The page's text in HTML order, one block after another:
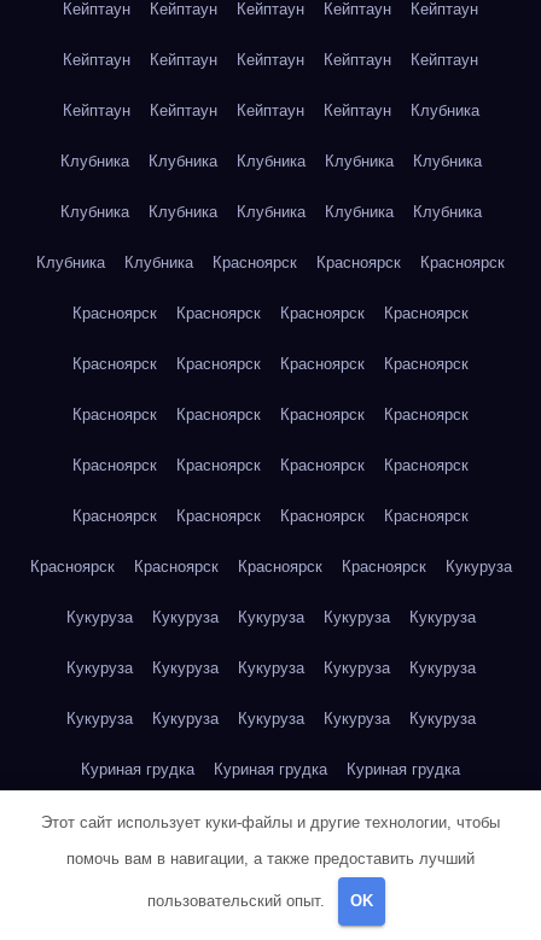
Кейптаун Кейптаун Кейптаун Кейптаун Кейптаун
Кейптаун Кейптаун Кейптаун Кейптаун Кейптаун
Кейптаун Кейптаун Кейптаун Кейптаун Клубника
Клубника Клубника Клубника Клубника Клубника
Клубника Клубника Клубника Клубника Клубника
Клубника Клубника Красноярск Красноярск Красноярск
Красноярск Красноярск Красноярск Красноярск
Красноярск Красноярск Красноярск Красноярск
Красноярск Красноярск Красноярск Красноярск
Красноярск Красноярск Красноярск Красноярск
Красноярск Красноярск Красноярск Красноярск
Красноярск Красноярск Красноярск Красноярск Кукуруза
Кукуруза Кукуруза Кукуруза Кукуруза Кукуруза
Кукуруза Кукуруза Кукуруза Кукуруза Кукуруза
Кукуруза Кукуруза Кукуруза Кукуруза Кукуруза
Куриная грудка Куриная грудка Куриная грудка
Куриная грудка Куриная грудка Куриная грудка
Куриная грудка Куриная грудка
Куриное яйцо
Этот сайт использует куки-файлы и другие технологии, чтобы
помочь вам в навигации, а также предоставить лучший
пользовательский опыт. OK